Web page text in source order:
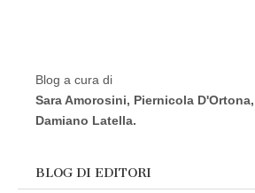
Blog a cura di
Sara Amorosini, Piernicola
Damiano Latella.
BLOG DI EDITORI